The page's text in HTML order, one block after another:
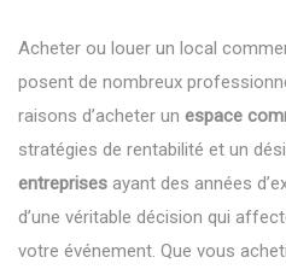
Acheter ou louer un local
posent de nombreux
raisons d’acheter un espace
stratégies de rentabilité et un
entreprises ayant des années
d’une véritable décision qui
votre événement. Que vous